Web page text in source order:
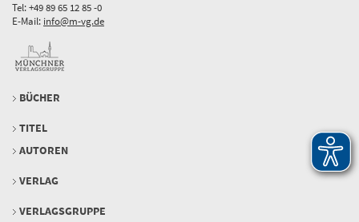
Tel: +49 89 65 12 85 -0
E-Mail: info@m-vg.de
BÜCHER
TITEL
AUTOREN
VERLAG
VERLAGSGRUPPE